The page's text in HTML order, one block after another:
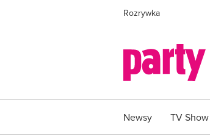
Rozrywka
Newsy TV Show